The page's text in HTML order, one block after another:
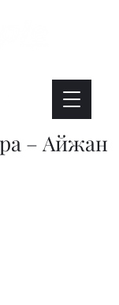
– Айжан